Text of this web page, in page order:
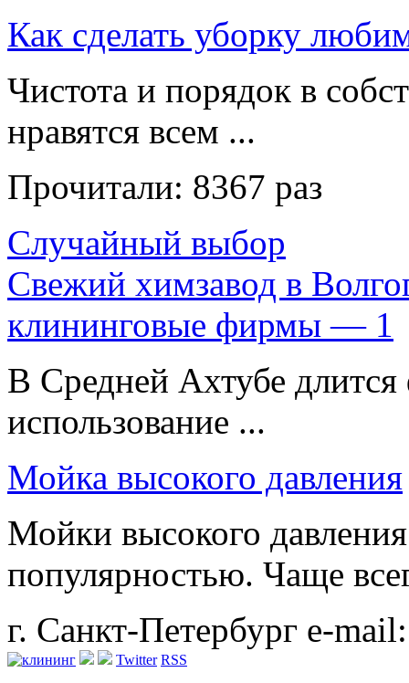
Как сделать уборку
Чистота и порядок в
нравятся всем ...
Прочитали: 8367 раз
Случайный выбор
Свежий химзавод в
клининговые фирмы — 1
В Средней Ахтубе длится
использование ...
Мойка высокого давления
Мойки высокого
популярностью. Чаще
г. Санкт-Петербург e-
Twitter RSS